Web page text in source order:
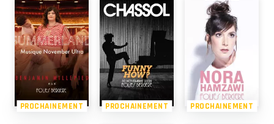
PROCHAINEMENT PROCHAINEMENT PROCHAINEMENT